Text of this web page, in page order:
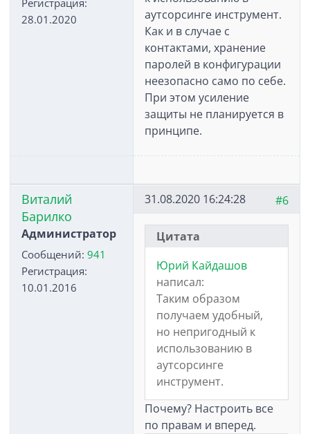
Регистрация:
28.01.2020
аутсорсинге инструмент.
Как и в случае с
контактами, хранение
паролей в конфигурации
неезопасно само по себе.
При этом усиление
защиты не планируется в
принципе.
Виталий
Барилко
Администратор
Сообщений: 941
Регистрация:
10.01.2016
#6
31.08.2020 16:24:28
Цитата
Юрий Кайдашов
написал:
Таким образом
получаем удобный,
но непригодный к
использованию в
аутсорсинге
инструмент.
Почему? Настроить все
по правам и вперед.